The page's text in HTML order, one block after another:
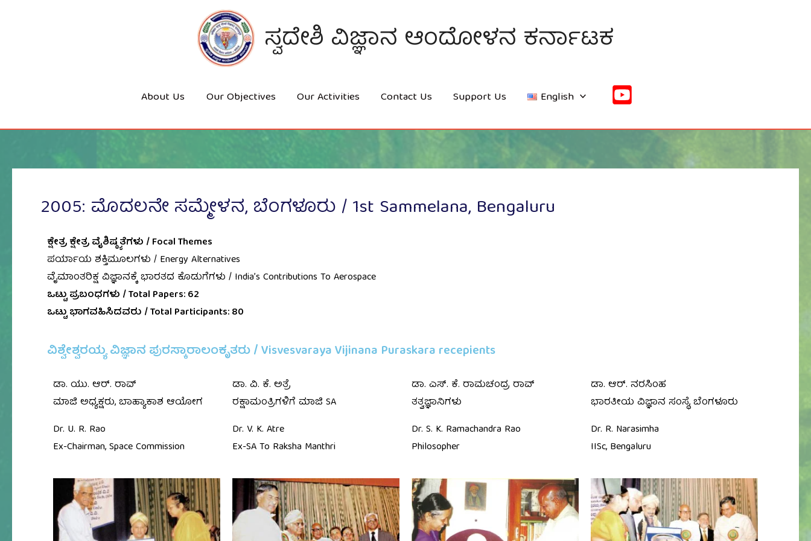
ಸ್ವದೇಶಿ ವಿಜ್ಞಾನ ಆಂದೋಳನ ಕರ್ನಾಟಕ
About Us Our Objectives Our Activities Contact Us Support Us English
2005: ಮೊದಲನೇ ಸಮ್ಮೇಳನ, ಬೆಂಗಳೂರು / 1st Sammelana, Bengaluru
ಕ್ಷೇತ್ರ ಕ್ಷೇತ್ರ ವೈಶಿಷ್ಠ್ಯತೆಗಳು / Focal Themes
ಪರ್ಯಾಯ ಶಕ್ತಿಮೂಲಗಳು / Energy Alternatives
ವೈಮಾಂತರಿಕ್ಷ ವಿಜ್ಞಾನಕ್ಕೆ ಭಾರತದ ಕೊಡುಗೆಗಳು / India’s Contributions To Aerospace
ಒಟ್ಟು ಪ್ರಬಂಧಗಳು / Total Papers: 62
ಒಟ್ಟು ಭಾಗವಹಿಸಿದವರು / Total Participants: 80
ವಿಶ್ವೇಶ್ವರಯ್ಯ ವಿಜ್ಞಾನ ಪುರಸ್ಕಾರಾಲಂಕೃತರು / Visvesvaraya Vijinana Puraskara recepients
ಡಾ. ಯು. ಆರ್. ರಾವ್
ಮಾಜಿ ಅಧ್ಯಕ್ಷರು, ಬಾಹ್ಯಾಕಾಶ ಆಯೋಗ
Dr. U. R. Rao
Ex-Chairman, Space Commission
ಡಾ. ವಿ. ಕೆ. ಅತ್ರೆ
ರಕ್ಷಾಮಂತ್ರಿಗಳಿಗೆ ಮಾಜಿ SA
Dr. V. K. Atre
Ex-SA To Raksha Manthri
ಡಾ. ಎಸ್. ಕೆ. ರಾಮಚಂದ್ರ ರಾವ್
ತತ್ವಜ್ಞಾನಿಗಳು
Dr. S. K. Ramachandra Rao
Philosopher
ಡಾ. ಆರ್. ನರಸಿಂಹ
ಭಾರತೀಯ ವಿಜ್ಞಾನ ಸಂಸ್ಥೆ, ಬೆಂಗಳೂರು
Dr. R. Narasimha
IISc, Bengaluru